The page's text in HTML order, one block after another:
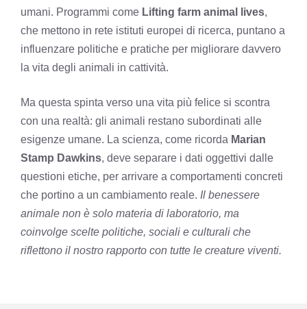
umani. Programmi come Lifting farm animal lives,
che mettono in rete istituti europei di ricerca, puntano a
influenzare politiche e pratiche per migliorare davvero
la vita degli animali in cattività.
Ma questa spinta verso una vita più felice si scontra
con una realtà: gli animali restano subordinati alle
esigenze umane. La scienza, come ricorda Marian
Stamp Dawkins, deve separare i dati oggettivi dalle
questioni etiche, per arrivare a comportamenti concreti
che portino a un cambiamento reale. Il benessere
animale non è solo materia di laboratorio, ma
coinvolge scelte politiche, sociali e culturali che
riflettono il nostro rapporto con tutte le creature viventi.